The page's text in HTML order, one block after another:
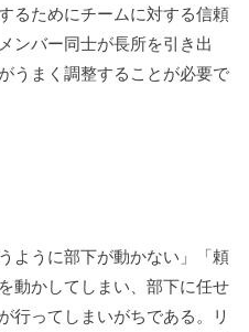
るためにチームに対する信頼
ンバー同士が長所を引き出
うまく調整することが必要で
ように部下が動かない」「頼
動かしてしまい、部下に任せ
行ってしまいがちである。リ